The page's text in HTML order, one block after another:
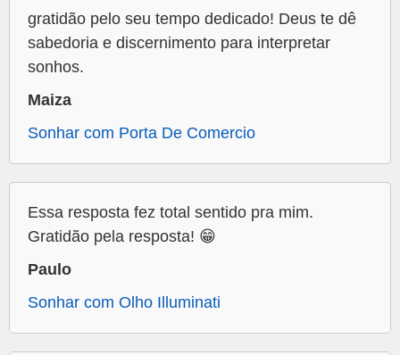
gratidão pelo seu tempo dedicado! Deus te dê
sabedoria e discernimento para interpretar
sonhos.
Maiza
Sonhar com Porta De Comercio
Essa resposta fez total sentido pra mim.
Gratidão pela resposta! 😁
Paulo
Sonhar com Olho Illuminati